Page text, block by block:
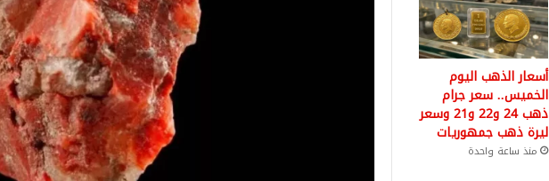
أسعار الذهب اليوم
الخميس.. سعر جرام
ذهب 24 و22 و21 وسعر
ليرة ذهب جمهوريات
منذ ساعة واحدة